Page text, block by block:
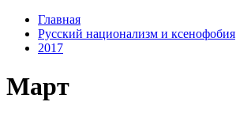
Главная
Русский национализм и ксенофобия
2017
Март